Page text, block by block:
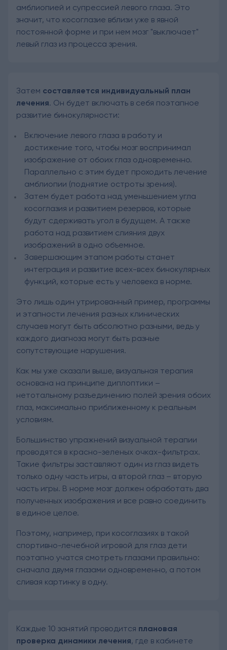
амблиопией и супрессией левого глаза. Это
значит, что косоглазие вблизи уже в явной
постоянной форме и при нем мозг "выключает"
левый глаз из процесса зрения.
Затем составляется индивидуальный план
лечения. Он будет включать в себя поэтапное
развитие бинокулярности:
Включение левого глаза в работу и
достижение того, чтобы мозг воспринимал
изображение от обоих глаз одновременно.
Параллельно с этим будет проходить лечение
амблиопии (поднятие остроты зрения).
Затем будет работа над уменьшением угла
косоглазия и развитием резервов, которые
будут сдерживать угол в будущем. А также
работа над развитием слияния двух
изображений в одно объемное.
Завершающим этапом работы станет
интеграция и развитие всех-всех бинокулярных
функций, которые есть у человека в норме.
Это лишь один утрированный пример, программы
и этапности лечения разных клинических
случаев могут быть абсолютно разными, ведь у
каждого диагноза могут быть разные
сопутствующие нарушения.
Как мы уже сказали выше, визуальная терапия
основана на принципе диплоптики –
нетотальному разъединению полей зрения обоих
глаз, максимально приближенному к реальным
условиям.
Большинство упражнений визуальной терапии
проводятся в красно-зеленых очках-фильтрах.
Такие фильтры заставляют один из глаз видеть
только одну часть игры, а второй глаз – вторую
часть игры. В норме мозг должен обработать два
полученных изображения и все равно соединить
в единое целое.
Поэтому, например, при косоглазиях в такой
спортивно-лечебной игровой для глаз дети
поэтапно учатся смотреть глазами правильно:
сначала двумя глазами одновременно, а потом
сливая картинку в одну.
Каждые 10 занятий проводится плановая
проверка динамики лечения, где в кабинете